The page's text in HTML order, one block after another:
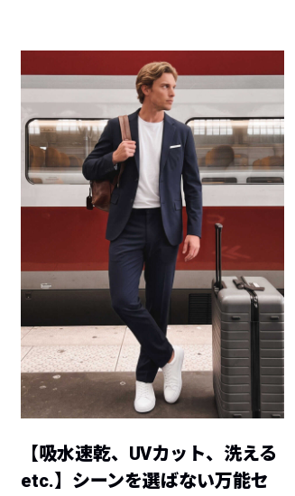
【吸水速乾、UVカット、洗える
etc.】シーンを選ばない万能セ